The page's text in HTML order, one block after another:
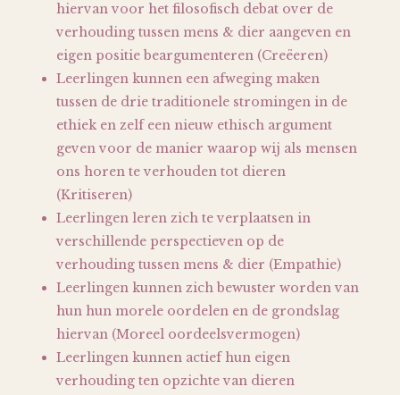
hiervan voor het filosofisch debat over de
verhouding tussen mens & dier aangeven en
eigen positie beargumenteren (Creëeren)
Leerlingen kunnen een afweging maken
tussen de drie traditionele stromingen in de
ethiek en zelf een nieuw ethisch argument
geven voor de manier waarop wij als mensen
ons horen te verhouden tot dieren
(Kritiseren)
Leerlingen leren zich te verplaatsen in
verschillende perspectieven op de
verhouding tussen mens & dier (Empathie)
Leerlingen kunnen zich bewuster worden van
hun hun morele oordelen en de grondslag
hiervan (Moreel oordeelsvermogen)
Leerlingen kunnen actief hun eigen
verhouding ten opzichte van dieren